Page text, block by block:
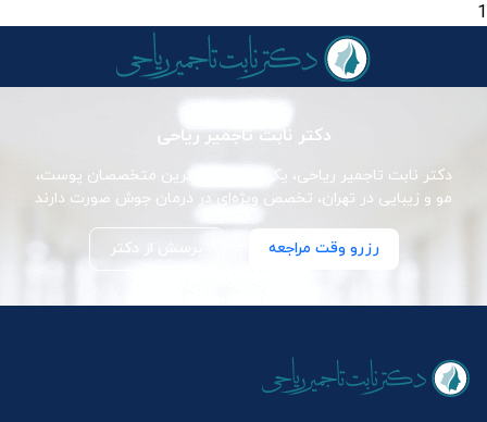
1
دکتر نابت تاجمیر ریاحی
دکتر نابت تاجمیر ریاحی، یکی از برجسته‌ترین متخصصان پوست،
مو و زیبایی در تهران، تخصص ویژه‌ای در درمان جوش صورت دارند
رزرو وقت مراجعه پرسش از دکتر